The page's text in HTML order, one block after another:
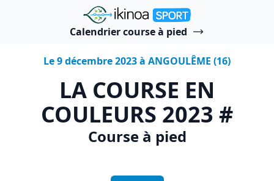
"Ikinoa Sport"
Calendrier course à pied
Le 9 décembre 2023 à ANGOULÊME (16)
LA COURSE EN
COULEURS 2023 #
Course à pied